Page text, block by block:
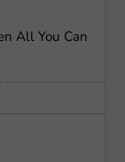
All You Can